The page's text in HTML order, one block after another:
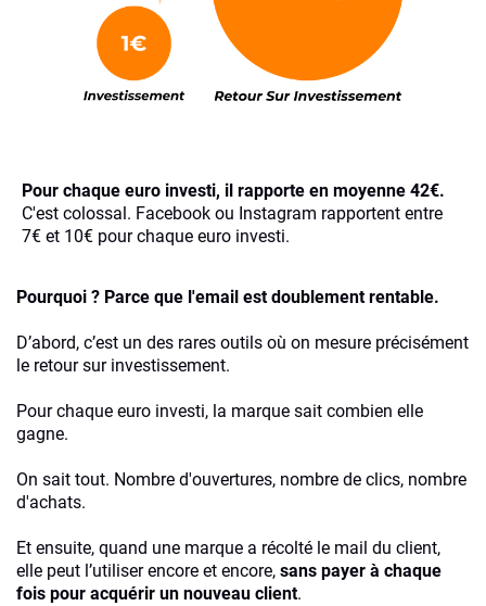
Pour chaque euro investi, il rapporte en moyenne 42€.
C'est colossal. Facebook ou Instagram rapportent entre
7€ et 10€ pour chaque euro investi.
Pourquoi ? Parce que l'email est doublement rentable.
D’abord, c’est un des rares outils où on mesure précisément
le retour sur investissement.
Pour chaque euro investi, la marque sait combien elle
gagne.
On sait tout. Nombre d'ouvertures, nombre de clics, nombre
d'achats.
Et ensuite, quand une marque a récolté le mail du client,
elle peut l’utiliser encore et encore, sans payer à chaque
fois pour acquérir un nouveau client.